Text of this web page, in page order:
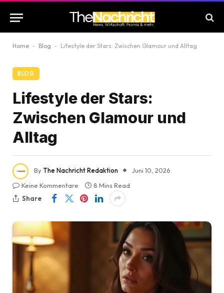
Home - Blog - Lifestyle der Stars: Zwischen Glamour und Alltag
BLOG
Lifestyle der Stars:
Zwischen Glamour und
Alltag
ByThe Nachricht Redaktion
Juni 10, 2026
Keine Kommentare
8 Mins Read
Share